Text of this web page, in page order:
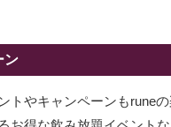
ン
トやキャンペーンもrune